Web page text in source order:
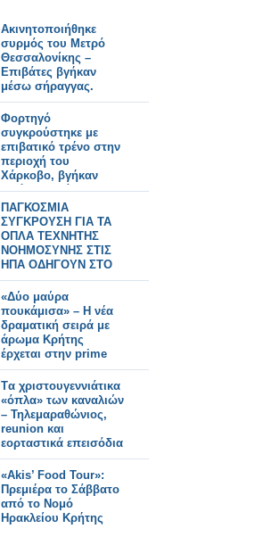
Ακινητοποιήθηκε
συρμός του Μετρό
Θεσσαλονίκης –
Επιβάτες βγήκαν
μέσω σήραγγας.
Φορτηγό
συγκρούστηκε με
επιβατικό τρένο στην
περιοχή του
Χάρκοβο, βγήκαν
εκτός τροχιάς τα
βαγόνια.
ΠΑΓΚΟΣΜΙΑ
ΣΥΓΚΡΟΥΣΗ ΓΙΑ ΤΑ
ΟΠΛΑ ΤΕΧΝΗΤΗΣ
ΝΟΗΜΟΣΥΝΗΣ ΣΤΙΣ
ΗΠΑ ΟΔΗΓΟΥΝ ΣΤΟ
TERMINATOR
«Δύο μαύρα
πουκάμισα» – Η νέα
δραματική σειρά με
άρωμα Κρήτης
έρχεται στην prime
time του MEGA
Tα χριστουγεννιάτικα
«όπλα» των καναλιών
– Τηλεμαραθώνιος,
reunion και
εορταστικά επεισόδια
«Akis’ Food Tour»:
Πρεμιέρα το Σάββατο
από το Νομό
Ηρακλείου Κρήτης